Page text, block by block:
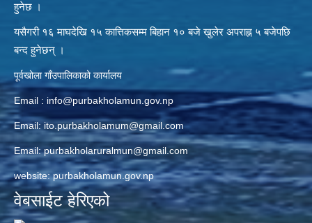
हुनेछ ।
यसैगरी १६ माघदेखि १५ कात्तिकसम्म बिहान १० बजे खुलेर अपराह्न ५ बजेपछि
बन्द हुनेछन् ।
पूर्वखोला गाँउपालिकाको कार्यालय
Email : info@purbakholamun.gov.np
Email: ito.purbakholamum@gmail.com
Email:purbakholaruralmun@gmail.com
website: purbakholamun.gov.np
वेबसाईट हेरिएको